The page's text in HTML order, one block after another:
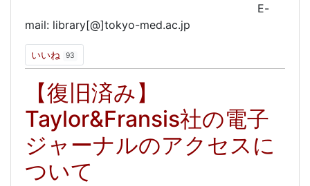
E-
mail: library[@]tokyo-med.ac.jp
いいね 93
【復旧済み】
Taylor&Fransis社の電子
ジャーナルのアクセスに
ついて